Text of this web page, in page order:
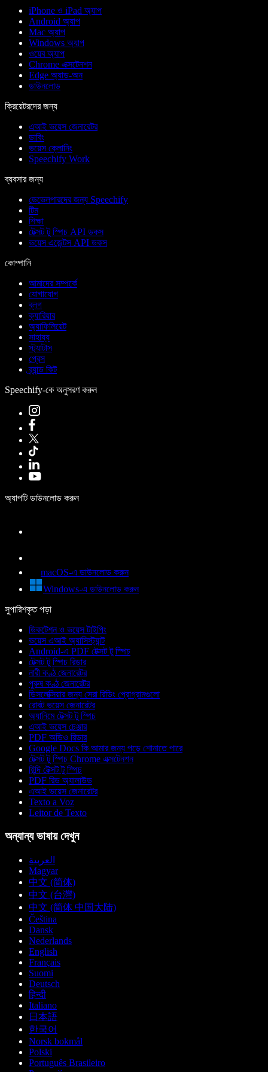
iPhone ও iPad অ্যাপ
Android অ্যাপ
Mac অ্যাপ
Windows অ্যাপ
ওয়েব অ্যাপ
Chrome এক্সটেনশন
Edge অ্যাড-অন
ডাউনলোড
ক্রিয়েটরদের জন্য
এআই ভয়েস জেনারেটর
ডাবিং
ভয়েস ক্লোনিং
Speechify Work
ব্যবসার জন্য
ডেভেলপারদের জন্য Speechify
টিম
শিক্ষা
টেক্সট টু স্পিচ API ডকস
ভয়েস এজেন্টস API ডকস
কোম্পানি
আমাদের সম্পর্কে
যোগাযোগ
ব্লগ
ক্যারিয়ার
অ্যাফিলিয়েট
সাহায্য
স্ট্যাটাস
প্রেস
ব্র্যান্ড কিট
Speechify-কে অনুসরণ করুন
অ্যাপটি ডাউনলোড করুন
macOS-এ ডাউনলোড করুন
Windows-এ ডাউনলোড করুন
সুপারিশকৃত পড়া
ডিকটেশন ও ভয়েস টাইপিং
ভয়েস এআই অ্যাসিস্ট্যান্ট
Android-এ PDF টেক্সট টু স্পিচ
টেক্সট টু স্পিচ রিডার
নারী কণ্ঠ জেনারেটর
পুরুষ কণ্ঠ জেনারেটর
ডিসলেক্সিয়ার জন্য সেরা রিডিং প্রোগ্রামগুলো
রোবট ভয়েস জেনারেটর
অ্যানিমে টেক্সট টু স্পিচ
এআই ভয়েস চেঞ্জার
PDF অডিও রিডার
Google Docs কি আমার জন্য পড়ে শোনাতে পারে
টেক্সট টু স্পিচ Chrome এক্সটেনশন
হিন্দি টেক্সট টু স্পিচ
PDF রিড অ্যালাউড
এআই ভয়েস জেনারেটর
Texto a Voz
Leitor de Texto
অন্যান্য ভাষায় দেখুন
العربية
Magyar
中文 (简体)
中文 (台灣)
中文 (简体 中国大陆)
Čeština
Dansk
Nederlands
English
Français
Suomi
Deutsch
हिन्दी
Italiano
日本語
한국어
Norsk bokmål
Polski
Português Brasileiro